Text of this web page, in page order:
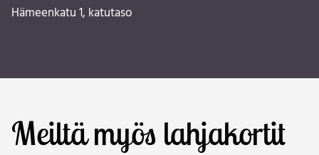
Hämeenkatu 1, katutaso
Meiltä myös lahjakortit